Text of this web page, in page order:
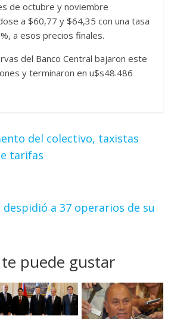
de octubre y noviembre
a $60,77 y $64,35 con una tasa
a esos precios finales.
del Banco Central bajaron este
y terminaron en u$s48.486
del colectivo, taxistas
tarifas
despidió a 37 operarios de su
puede gustar